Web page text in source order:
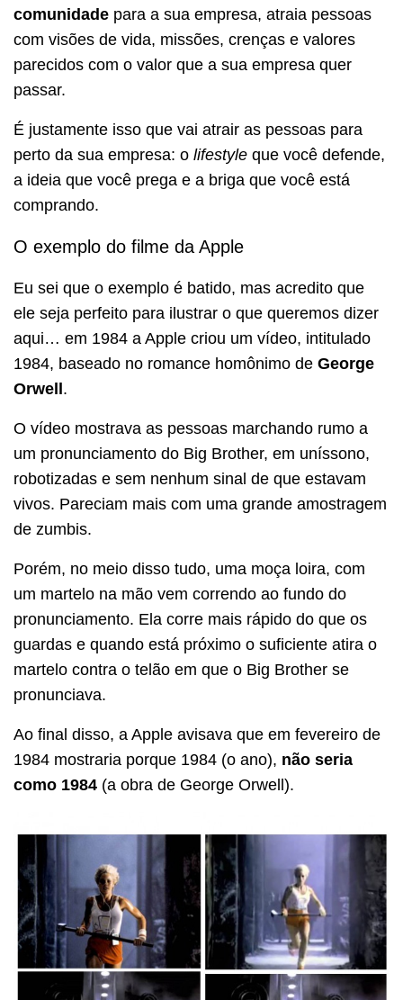
comunidade para a sua empresa, atraia pessoas
com visões de vida, missões, crenças e valores
parecidos com o valor que a sua empresa quer
passar.
É justamente isso que vai atrair as pessoas para
perto da sua empresa: o lifestyle que você defende,
a ideia que você prega e a briga que você está
comprando.
O exemplo do filme da Apple
Eu sei que o exemplo é batido, mas acredito que
ele seja perfeito para ilustrar o que queremos dizer
aqui… em 1984 a Apple criou um vídeo, intitulado
1984, baseado no romance homônimo de George
Orwell .
O vídeo mostrava as pessoas marchando rumo a
um pronunciamento do Big Brother, em uníssono,
robotizadas e sem nenhum sinal de que estavam
vivos. Pareciam mais com uma grande amostragem
de zumbis.
Porém, no meio disso tudo, uma moça loira, com
um martelo na mão vem correndo ao fundo do
pronunciamento. Ela corre mais rápido do que os
guardas e quando está próximo o suficiente atira o
martelo contra o telão em que o Big Brother se
pronunciava.
Ao final disso, a Apple avisava que em fevereiro de
1984 mostraria porque 1984 (o ano), não seria
como 1984 (a obra de George Orwell).